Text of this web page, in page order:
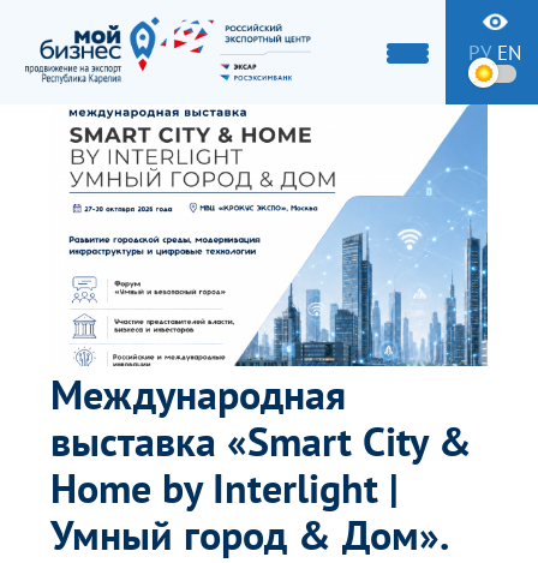
РУ EN
Международная
выставка «Smart City &
Home by Interlight |
Умный город & Дом».